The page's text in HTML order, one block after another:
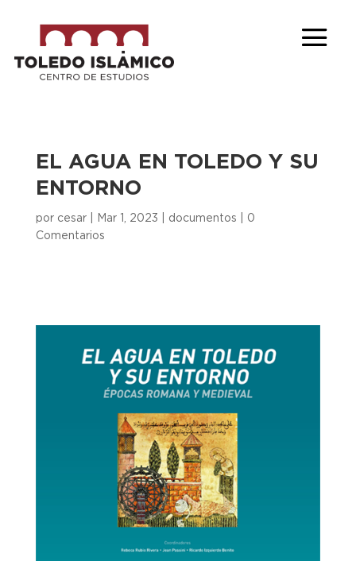
EL AGUA EN TOLEDO Y SU
ENTORNO
por cesar| Mar 1, 2023 documentos
0
Comentarios